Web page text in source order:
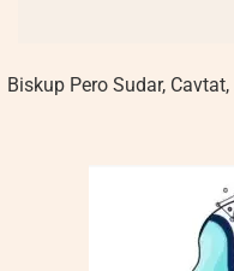
Biskup Pero Sudar, Cavtat,